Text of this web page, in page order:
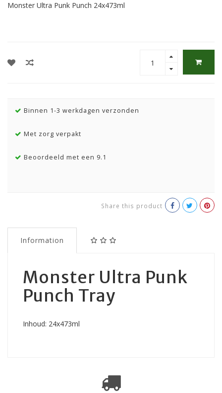
Monster Ultra Punk Punch 24x473ml
Binnen 1-3 werkdagen verzonden
Met zorg verpakt
Beoordeeld met een 9.1
Share this product
Information
Monster Ultra Punk
Punch Tray
Inhoud: 24x473ml